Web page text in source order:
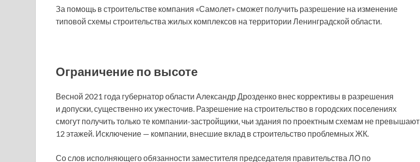
За помощь в строительстве компания «Самолет» сможет получить разрешение на изменение
типовой схемы строительства жилых комплексов на территории Ленинградской области.
Ограничение по высоте
Весной 2021 года губернатор области Александр Дрозденко внес коррективы в разрешения
и допуски, существенно их ужесточив. Разрешение на строительство в городских поселениях
смогут получить только те компании-застройщики, чьи здания по проектным схемам не превышают
12 этажей. Исключение — компании, внесшие вклад в строительство проблемных ЖК.
Со слов исполняющего обязанности заместителя председателя правительства ЛО по